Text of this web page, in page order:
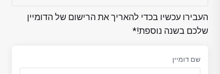
העבירו עכשיו בכדי להאריך את הרישום של הדומיין
שלכם בשנה נוספת!*
שם דומיין